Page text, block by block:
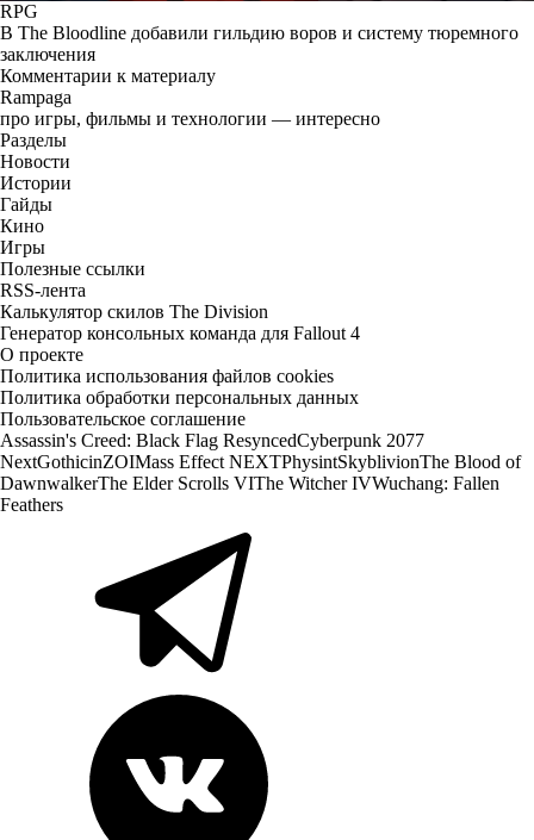
RPG
В The Bloodline добавили гильдию воров и систему тюремного
заключения
Комментарии к материалу
Rampaga
про игры, фильмы и технологии — интересно
Разделы
Новости
Истории
Гайды
Кино
Игры
Полезные ссылки
RSS-лента
Калькулятор скилов The Division
Генератор консольных команда для Fallout 4
О проекте
Политика использования файлов cookies
Политика обработки персональных данных
Пользовательское соглашение
Assassin's Creed: Black Flag ResyncedCyberpunk 2077
NextGothicinZOIMass Effect NEXTPhysintSkyblivionThe Blood of
DawnwalkerThe Elder Scrolls VIThe Witcher IVWuchang: Fallen
Feathers